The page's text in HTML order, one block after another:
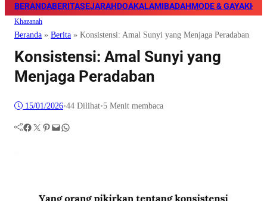
BERANDABERITASEJARAHDOAKALAMIBADAHMODE & GAYA
Khazanah
Beranda » Berita » Konsistensi: Amal Sunyi yang Menjaga Peradaban
Konsistensi: Amal Sunyi yang
Menjaga Peradaban
15/01/2026•44 Dilihat•5 Menit membaca
Facebook Twitter Pinterest Mail WhatsApp